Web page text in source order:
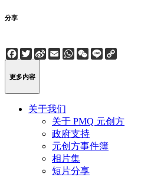
分享
Facebook
Twitter
Sina
Weibo
EmailWhatsApp
WeChat
Line
更多内容
关于我们
关于 PMQ 元创方
政府支持
元创方事件簿
相片集
短片分享